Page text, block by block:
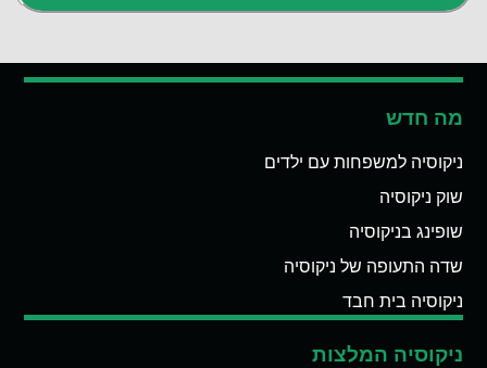
מה חדש
ניקוסיה למשפחות עם ילדים
שוק ניקוסיה
שופינג בניקוסיה
שדה התעופה של ניקוסיה
ניקוסיה בית חבד
ניקוסיה המלצות